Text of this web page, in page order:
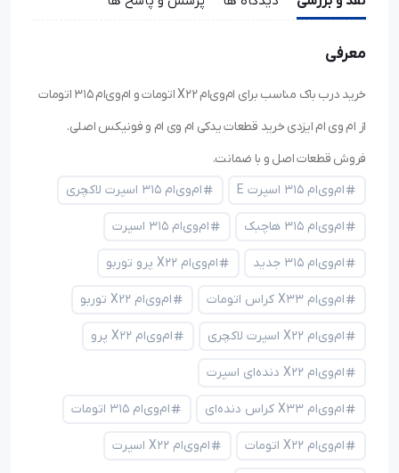
معرفی
خرید درب باک مناسب برای ام‌وی‌ام X22 اتومات و ام‌وی‌ام ۳۱۵ اتومات
از ام وی ام ایزدی خرید قطعات یدکی ام وی ام و فونیکس اصلی.
فروش قطعات اصل و با ضمانت.
ام‌وی‌ام ۳۱۵ اسپرت E
ام‌وی‌ام ۳۱۵ اسپرت لاکچری
ام‌وی‌ام ۳۱۵ هاچبک ام‌وی‌ام ۳۱۵ اسپرت
ام‌وی‌ام ۳۱۵ جدید ام‌وی‌ام X22 پرو توربو
ام‌وی‌ام X33 کراس اتومات ام‌وی‌ام X22 توربو
ام‌وی‌ام X22 اسپرت لاکچری ام‌وی‌ام X22 پرو
ام‌وی‌ام X22 دنده‌ای اسپرت
ام‌وی‌ام X33 کراس دنده‌ای ام‌وی‌ام ۳۱۵ اتومات
ام‌وی‌ام X22 اتومات ام‌وی‌ام X22 اسپرت